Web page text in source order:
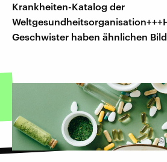
Krankheiten-Katalog der
Geschwister haben ähnlichen
©